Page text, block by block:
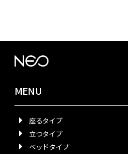
MENU
座るタイプ
立つタイプ
ベッドタイプ